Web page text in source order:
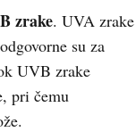
zrake. UVA zrake
su za
UVB zrake
pri čemu